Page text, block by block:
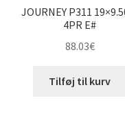
JOURNEY P311
4PR E#
88.03€
Tilføj til kurv